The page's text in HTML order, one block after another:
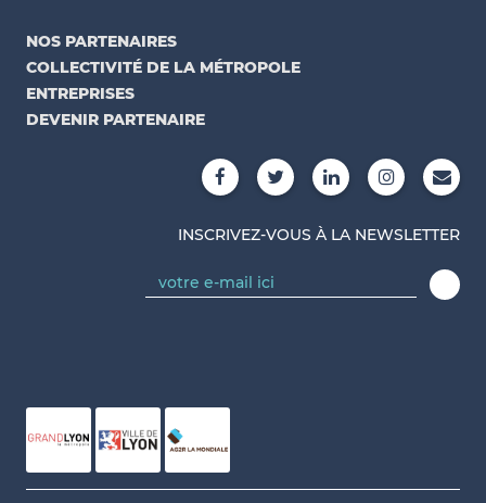
NOS PARTENAIRES
COLLECTIVITÉ DE LA MÉTROPOLE
ENTREPRISES
DEVENIR PARTENAIRE
INSCRIVEZ-VOUS À LA NEWSLETTER